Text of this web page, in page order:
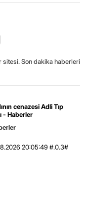
sitesi. Son dakika haberleri
cenazesi Adli Tıp
- Haberler
20:05:49 #.0.3#